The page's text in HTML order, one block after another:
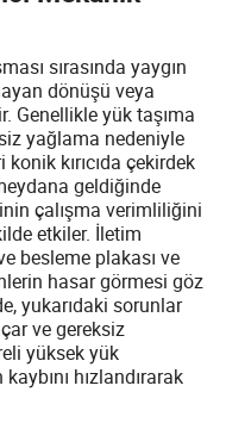
sırasında yaygın
dönüşü veya
Genellikle yük taşıma
yağlama nedeniyle
kırıcıda çekirdek
geldiğinde
çalışma verimliliğini
etkiler. İletim
besleme plakası ve
hasar görmesi göz
yukarıdaki sorunlar
ve gereksiz
yüksek yük
hızlandırarak